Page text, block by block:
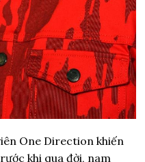
One Direction khiến
khi qua đời, nam